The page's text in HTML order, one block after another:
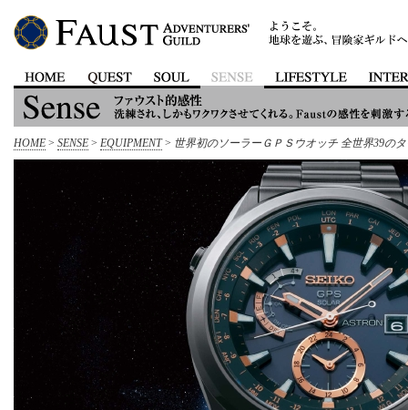
HOME > SENSE > EQUIPMENT> 世界初のソーラーＧＰＳウオッチ 全世界39の